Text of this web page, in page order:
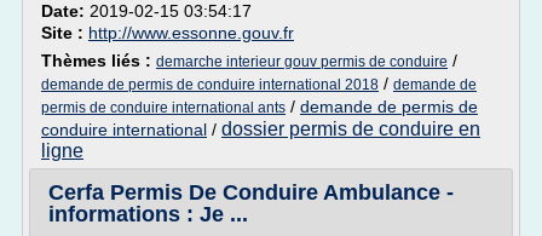
Date: 2019-02-15 03:54:17
Site : http://www.essonne.gouv.fr
Thèmes liés : demarche interieur gouv permis de conduire /
demande de permis de conduire international 2018 / demande de
permis de conduire international ants / demande de permis de
conduire international / dossier permis de conduire en
ligne
Cerfa Permis De Conduire Ambulance -
informations : Je ...